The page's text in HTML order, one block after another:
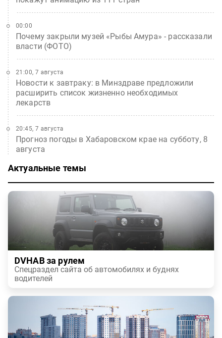
Почему закрыли музей «Рыбы Амура» - рассказали
власти (ФОТО)
00:00
Новости к завтраку: в Минздраве предложили
расширить список жизненно необходимых
лекарств
21:00, 7 августа
Прогноз погоды в Хабаровском крае на субботу, 8
августа
20:45, 7 августа
Актуальные темы
DVHAB за рулем
Спецраздел сайта об автомобилях и буднях
водителей